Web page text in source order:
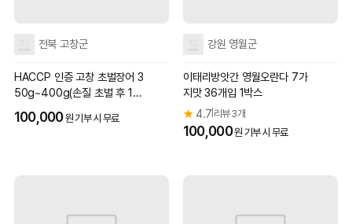
전북 고창군
HACCP 인증 고창 초벌장어 3
50g~400g(손질 초벌 후 1~2
100,000원 기부 시 무료
강원 영월군
이태리방앗간 영월오란다 7가
지맛 36개입 1박스
★ 4.7 리뷰 3개
100,000원 기부 시 무료